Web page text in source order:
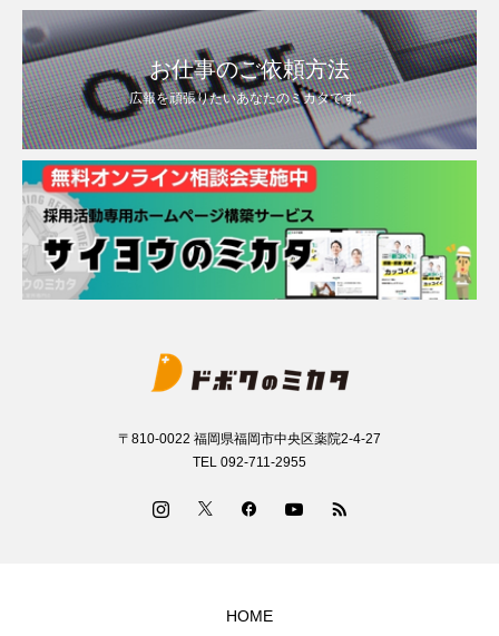
お仕事のご依頼方法
広報を頑張りたいあなたのミカタです。
〒810-0022 福岡県福岡市中央区薬院2-4-27
TEL 092-711-2955
HOME